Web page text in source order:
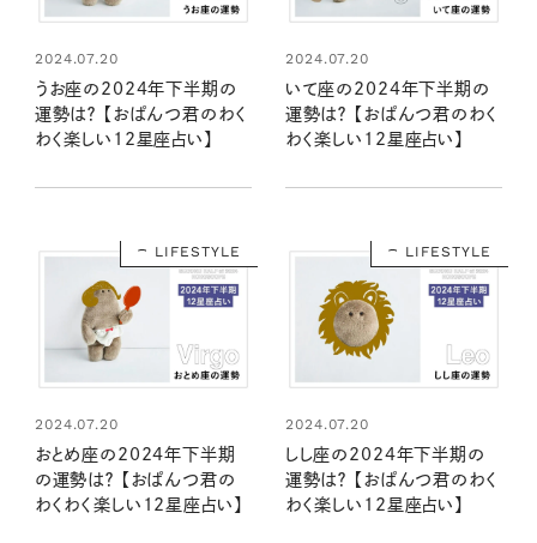
2024.07.20
うお座の2024年下半期の
運勢は？ 【おぱんつ君のわく
わく楽しい12星座占い】
2024.07.20
いて座の2024年下半期の
運勢は？ 【おぱんつ君のわく
わく楽しい12星座占い】
LIFESTYLE
2024.07.20
おとめ座の2024年下半期
の運勢は？ 【おぱんつ君の
わくわく楽しい12星座占い】
LIFESTYLE
2024.07.20
しし座の2024年下半期の
運勢は？ 【おぱんつ君のわく
わく楽しい12星座占い】